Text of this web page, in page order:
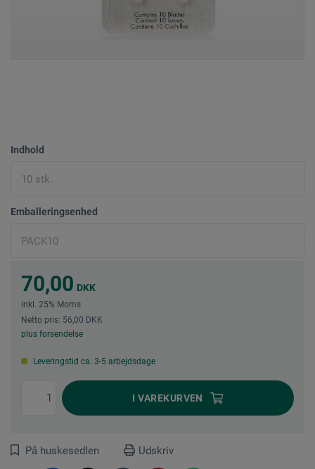
Indhold
Emballeringsenhed
70,00 DKK
inkl. 25% Moms
Netto pris: 56,00 DKK
plus forsendelse
Leveringstid ca. 3-5 arbejdsdage
I VAREKURVEN
På huskesedlen Udskriv